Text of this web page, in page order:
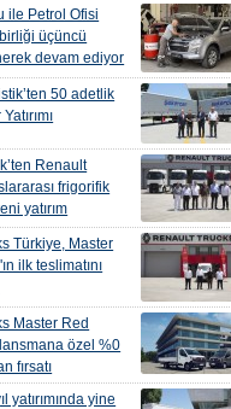
ile Petrol Ofisi
üçüncü
devam ediyor
50 adetlik
Renault
frigorifik
yatırım
Türkiye, Master
ilk teslimatını
Master Red
özel %0
fırsatı
yatırımında yine